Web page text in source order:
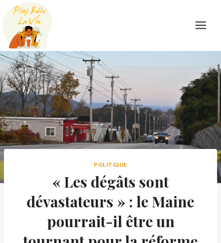
Skip
content
POLITIQUE
« Les dégâts sont
dévastateurs » : le Maine
pourrait-il être un